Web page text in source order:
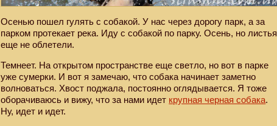
Осенью пошел гулять с собакой. У нас через дорогу парк, а за
парком протекает река. Иду с собакой по парку. Осень, но листья
еще не облетели.
Темнеет. На открытом пространстве еще светло, но вот в парке
уже сумерки. И вот я замечаю, что собака начинает заметно
волноваться. Хвост поджала, постоянно оглядывается. Я тоже
оборачиваюсь и вижу, что за нами идет крупная черная собака.
Ну, идет и идет.